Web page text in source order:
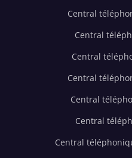
Central
Central
Central
Central
Central
Central
Central